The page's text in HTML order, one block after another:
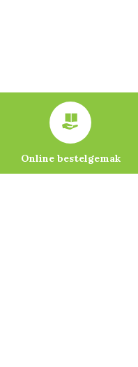
Online bestelgemak